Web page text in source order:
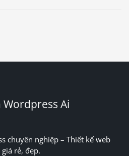
Wordpress Ai
chuyên nghiệp – Thiết kế web
rẻ, đẹp.